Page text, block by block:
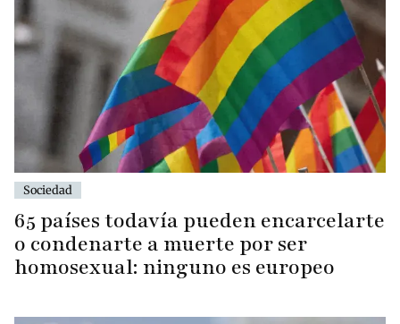
Sociedad
65 países todavía pueden encarcelarte
o condenarte a muerte por ser
homosexual: ninguno es europeo